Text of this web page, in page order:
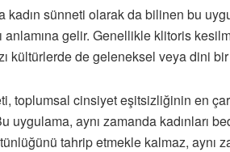
kadın sünneti olarak da bilinen bu
anlamına gelir. Genellikle klitoris
kültürlerde de geleneksel veya dini
toplumsal cinsiyet eşitsizliğinin en
uygulama, aynı zamanda kadınları
tahrip etmekle kalmaz, aynı